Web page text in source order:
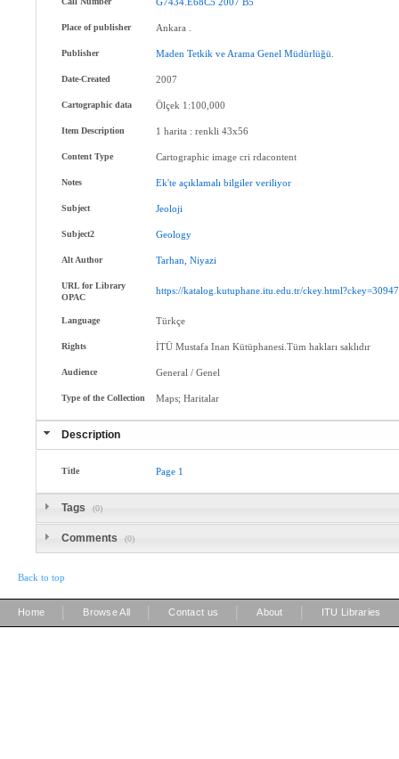
Place of publisher Ankara .
Publisher Maden Tetkik ve Arama Genel Müdürlüğü
Date-Created 2007
Cartographic data Ölçek 1:100,000
Item Description 1 harita : renkli 43x56
Content Type Cartographic image cri rdacontent
Notes Ek'te açıklamalı bilgiler veriliyor
Subject Jeoloji
Subject2 Geology
Alt Author Tarhan ,Niyazi
URL for Library
OPAC
https://katalog.kutuphane.itu.edu.tr/
Language Türkçe
Rights İTÜ Mustafa Inan Kütüphanesi.Tüm hakları saklıdır
Audience General / Genel
Type of the Collection Maps; Haritalar
Description
Title Page 1
Tags (0)
Comments (0)
Back to top
Home Browse All Contact us About ITU Libraries